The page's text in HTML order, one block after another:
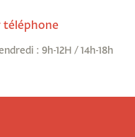
téléphone
: 9h-12H / 14h-18h